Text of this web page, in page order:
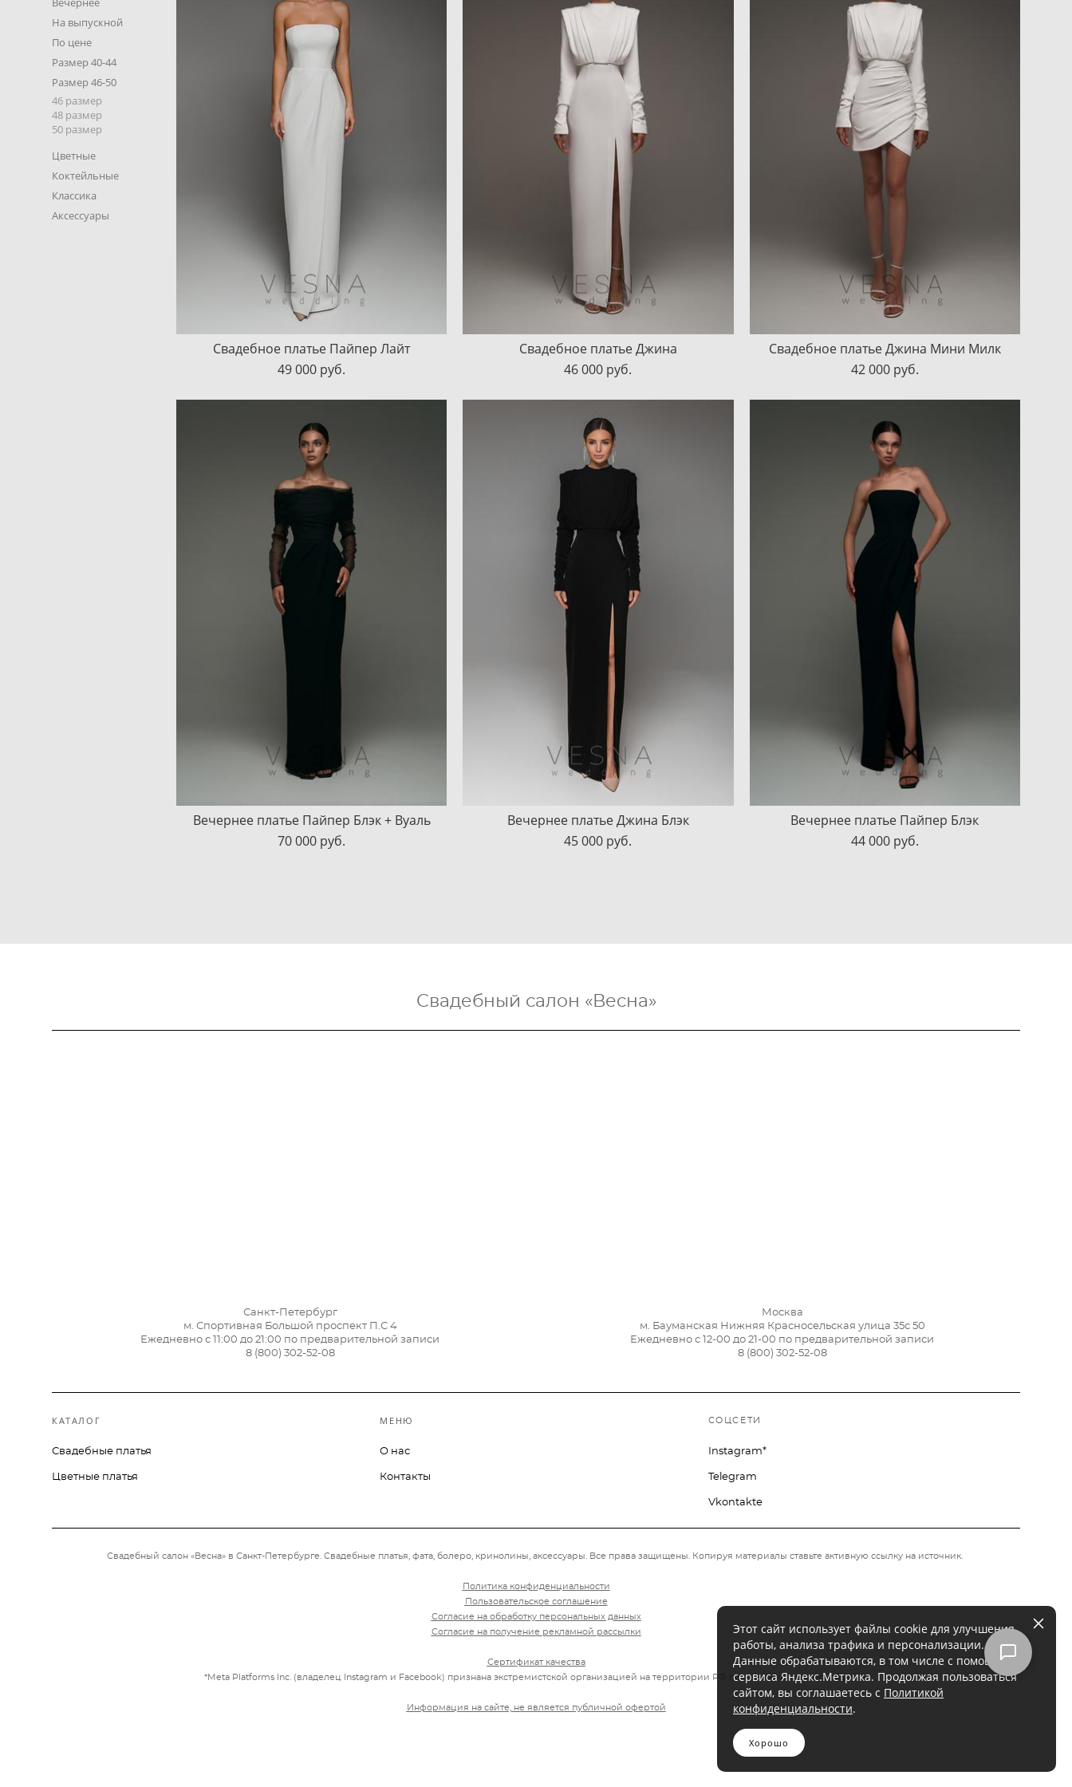
На выпускной
По цене
Размер 40-44
Размер 46-50
46 размер
48 размер
50 размер
Цветные
Коктейльные
Классика
Аксессуары
Свадебное платье Пайпер Лайт
49 000 pуб.
Свадебное платье Джина
46 000 pуб.
Свадебное платье Джина Мини Милк
42 000 pуб.
Вечернее платье Пайпер Блэк + Вуаль
70 000 pуб.
Вечернее платье Джина Блэк
45 000 pуб.
Вечернее платье Пайпер Блэк
44 000 pуб.
Свадебный салон «Весна»
Санкт-Петербург
м. Спортивная Большой проспект П.С 4
Ежедневно с 11:00 до 21:00 по предварительной записи
8 (800) 302-52-08
Москва
м. Бауманская Нижняя Красносельская улица 35с 50
Ежедневно с 12-00 до 21-00 по предварительной записи
8 (800) 302-52-08
КАТАЛОГ
Свадебные платья
Цветные платья
МЕНЮ
О нас
Контакты
СОЦСЕТИ
Instagram*
Telegram
Vkontakte
Свадебный салон «Весна» в Санкт-Петербурге. Свадебные платья, фата, болеро, кринолины, аксессуары. Все права защищены. Копируя материалы ставьте активную ссылку на источник.
Политика конфиденциальности
Пользовательское соглашение
Согласие на обработку персональных данных
Согласие на получение рекламной рассылки
Сертификат качества
*Meta Platforms Inc. (владелец Instagram и Facebook) признана экстремистской организацией на территории РФ по решению суда от 21.03.2022.
Информация на сайте, не является публичной офертой
Этот сайт использует файлы cookie для улучшения
работы, анализа трафика и персонализации.
Данные обрабатываются, в том числе с помощью
сервиса Яндекс.Метрика. Продолжая пользоваться
сайтом, вы соглашаетесь с Политикой
конфиденциальности.
Хорошо